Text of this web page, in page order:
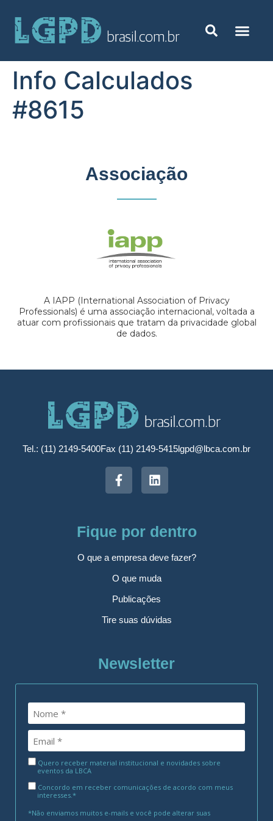
Info Calculados
#8615
Associação
A IAPP (International Association of Privacy
Professionals) é uma associação internacional, voltada a
atuar com profissionais que tratam da privacidade global
de dados.
Tel.: (11) 2149-5400Fax (11) 2149-5415lgpd@lbca.com.br
Fique por dentro
O que a empresa deve fazer?
O que muda
Publicações
Tire suas dúvidas
Newsletter
Quero receber material institucional e novidades sobre
eventos da LBCA
Concordo em receber comunicações de acordo com meus
interesses.*
*Não enviamos muitos e-mails e você pode alterar suas